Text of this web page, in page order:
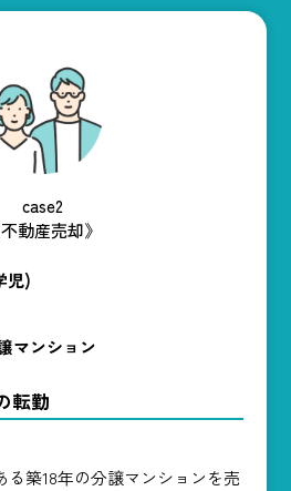
case2
不動産売却》
児)
マンション
転勤
る築18年の分譲マンションを売